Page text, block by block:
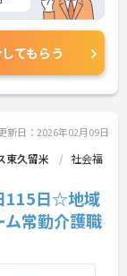
手
イ
お
てもらう
新日：2026年02月09日
東久留米
社会福
115日☆地域
常勤介護職